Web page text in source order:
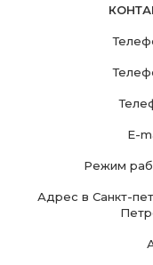
E-
Режим
Адрес в Санкт-